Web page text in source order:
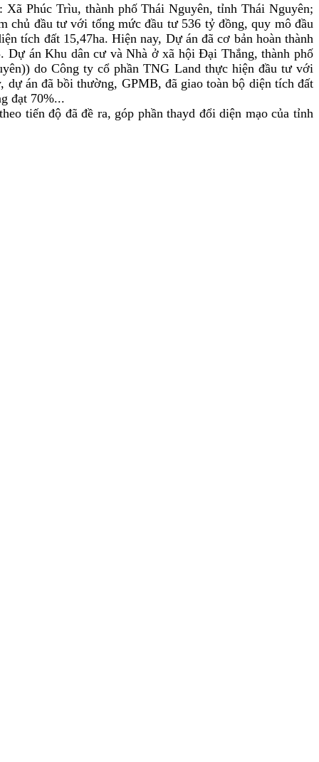
Phúc Trìu, thành phố Thái Nguyên, tỉnh Thái Nguyên;
chủ đầu tư với tổng mức đầu tư 536 tỷ đồng, quy mô đầu
tích đất 15,47ha. Hiện nay, Dự án đã cơ bản hoàn thành
Dự án Khu dân cư và Nhà ở xã hội Đại Thắng, thành phố
do Công ty cổ phần TNG Land thực hiện đầu tư với
án đã bồi thường, GPMB, đã giao toàn bộ diện tích đất
đạt 70%...
tiến độ đã đề ra, góp phần thayd đổi diện mạo của tỉnh